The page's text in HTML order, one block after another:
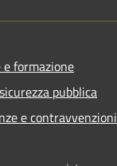
e formazione
pubblica
e contravvenzioni